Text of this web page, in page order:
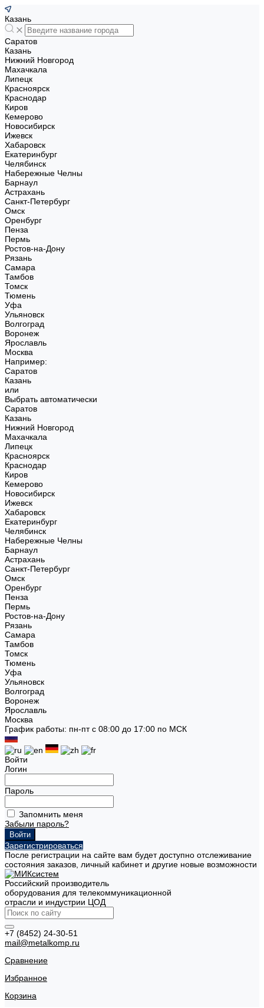
Казань
Саратов
Казань
Нижний Новгород
Махачкала
Липецк
Красноярск
Краснодар
Киров
Кемерово
Новосибирск
Ижевск
Хабаровск
Екатеринбург
Челябинск
Набережные Челны
Барнаул
Астрахань
Санкт-Петербург
Омск
Оренбург
Пенза
Пермь
Ростов-на-Дону
Рязань
Самара
Тамбов
Томск
Тюмень
Уфа
Ульяновск
Волгоград
Воронеж
Ярославль
Москва
Например:
Саратов
Казань
или
Выбрать автоматически
Саратов
Казань
Нижний Новгород
Махачкала
Липецк
Красноярск
Краснодар
Киров
Кемерово
Новосибирск
Ижевск
Хабаровск
Екатеринбург
Челябинск
Набережные Челны
Барнаул
Астрахань
Санкт-Петербург
Омск
Оренбург
Пенза
Пермь
Ростов-на-Дону
Рязань
Самара
Тамбов
Томск
Тюмень
Уфа
Ульяновск
Волгоград
Воронеж
Ярославль
Москва
График работы: пн-пт с 08:00 до 17:00 по МСК
Войти
Логин
Пароль
Запомнить меня
Забыли пароль?
Зарегистрироваться
После регистрации на сайте вам будет доступно отслеживание
состояния заказов, личный кабинет и другие новые возможности
Российский производитель
оборудования для телекоммуникационной
отрасли и индустрии ЦОД
+7 (8452) 24-30-51
mail@metalkomp.ru
Сравнение
Избранное
Корзина